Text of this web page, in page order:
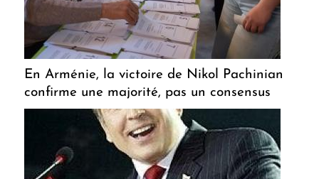
En Arménie, la victoire de Nikol Pachinian
confirme une majorité, pas un consensus